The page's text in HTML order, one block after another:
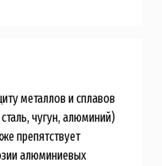
металлов и сплавов
чугун, алюминий)
препятствует
алюминиевых